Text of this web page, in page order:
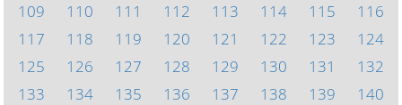
109
110 111 112 113 114 115
116
117
118 119 120 121 122 123
124
125
126 127 128 129 130 131
132
133
134 135 136 137 138 139
140